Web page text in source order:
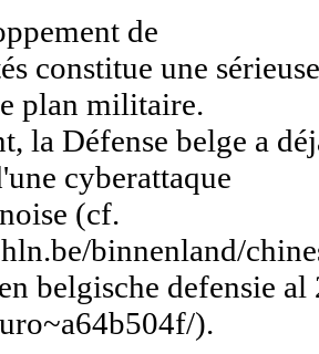
de
constitue une sérieuse
plan militaire.
la Défense belge a
cyberattaque
(cf.
binnenland/
belgische defensie al
).